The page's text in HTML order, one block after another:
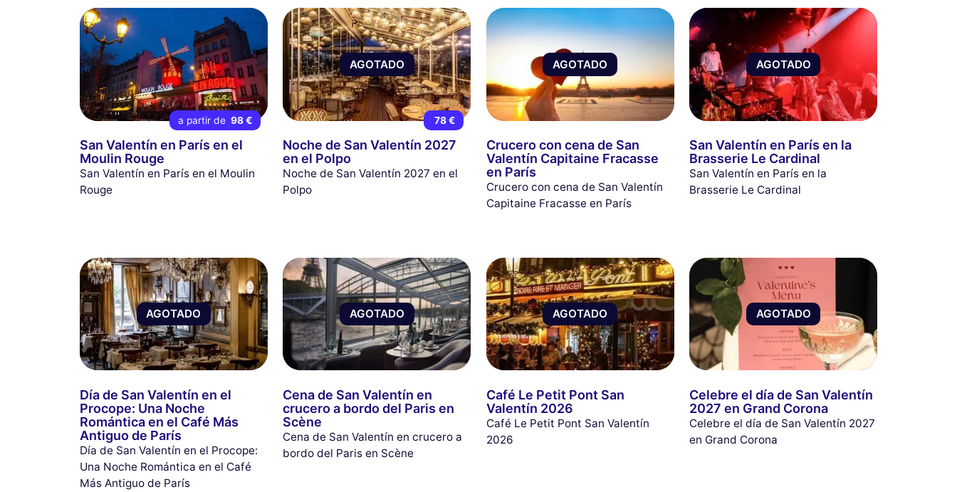
a partir de 98 €
San Valentín en París en el
Moulin Rouge
San Valentín en París en el Moulin
Rouge
AGOTADO
78 €
Noche de San Valentín 2027
en el Polpo
Noche de San Valentín 2027 en el
Polpo
AGOTADO
Crucero con cena de San
Valentín Capitaine Fracasse
en París
Crucero con cena de San Valentín
Capitaine Fracasse en París
AGOTADO
San Valentín en París en la
Brasserie Le Cardinal
San Valentín en París en la
Brasserie Le Cardinal
AGOTADO
Día de San Valentín en el
Procope: Una Noche
Romántica en el Café Más
Antiguo de París
Día de San Valentín en el Procope:
Una Noche Romántica en el Café
Más Antiguo de París
AGOTADO
Cena de San Valentín en
crucero a bordo del Paris en
Scène
Cena de San Valentín en crucero a
bordo del Paris en Scène
AGOTADO
Café Le Petit Pont San
Valentín 2026
Café Le Petit Pont San Valentín
2026
AGOTADO
Celebre el día de San Valentín
2027 en Grand Corona
Celebre el día de San Valentín 2027
en Grand Corona